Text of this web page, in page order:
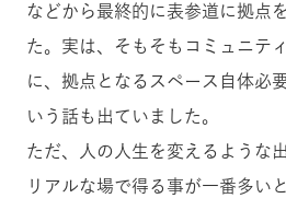
などから最終的に表参道に拠点
た。実は、そもそもコミュニテ
に、拠点となるスペース自体必
いう話も出ていました。
ただ、人の人生を変えるような
リアルな場で得る事が一番多い